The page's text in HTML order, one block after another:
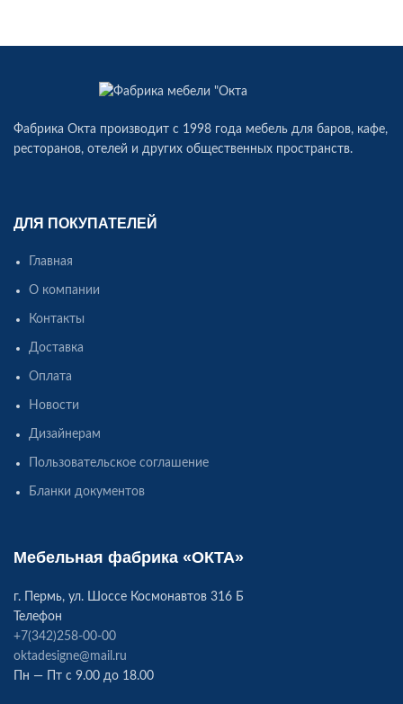
Фабрика Окта производит c 1998 года мебель для баров, кафе,
ресторанов, отелей и других общественных пространств.
ДЛЯ ПОКУПАТЕЛЕЙ
Главная
О компании
Контакты
Доставка
Оплата
Новости
Дизайнерам
Пользовательское соглашение
Бланки документов
Мебельная фабрика «ОКТА»
г. Пермь, ул. Шоссе Космонавтов 316 Б
Телефон
+7(342)258-00-00
oktadesigne@mail.ru
Пн — Пт с 9.00 до 18.00